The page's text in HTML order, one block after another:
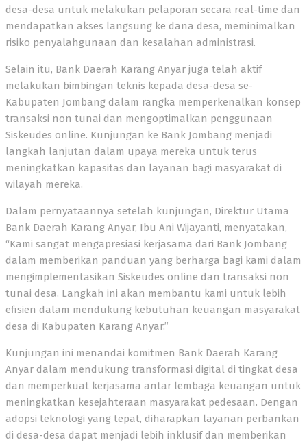
desa-desa untuk melakukan pelaporan secara real-time dan
mendapatkan akses langsung ke dana desa, meminimalkan
risiko penyalahgunaan dan kesalahan administrasi.
Selain itu, Bank Daerah Karang Anyar juga telah aktif
melakukan bimbingan teknis kepada desa-desa se-
Kabupaten Jombang dalam rangka memperkenalkan konsep
transaksi non tunai dan mengoptimalkan penggunaan
Siskeudes online. Kunjungan ke Bank Jombang menjadi
langkah lanjutan dalam upaya mereka untuk terus
meningkatkan kapasitas dan layanan bagi masyarakat di
wilayah mereka.
Dalam pernyataannya setelah kunjungan, Direktur Utama
Bank Daerah Karang Anyar, Ibu Ani Wijayanti, menyatakan,
“Kami sangat mengapresiasi kerjasama dari Bank Jombang
dalam memberikan panduan yang berharga bagi kami dalam
mengimplementasikan Siskeudes online dan transaksi non
tunai desa. Langkah ini akan membantu kami untuk lebih
efisien dalam mendukung kebutuhan keuangan masyarakat
desa di Kabupaten Karang Anyar.”
Kunjungan ini menandai komitmen Bank Daerah Karang
Anyar dalam mendukung transformasi digital di tingkat desa
dan memperkuat kerjasama antar lembaga keuangan untuk
meningkatkan kesejahteraan masyarakat pedesaan. Dengan
adopsi teknologi yang tepat, diharapkan layanan perbankan
di desa-desa dapat menjadi lebih inklusif dan memberikan